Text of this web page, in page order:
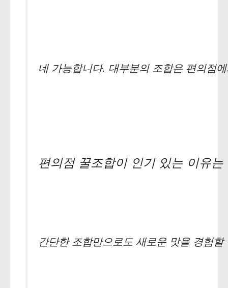
네 가능합니다. 대부분의 조합은 편의점
편의점 꿀조합이 인기 있는 이유는
간단한 조합만으로도 새로운 맛을 경험